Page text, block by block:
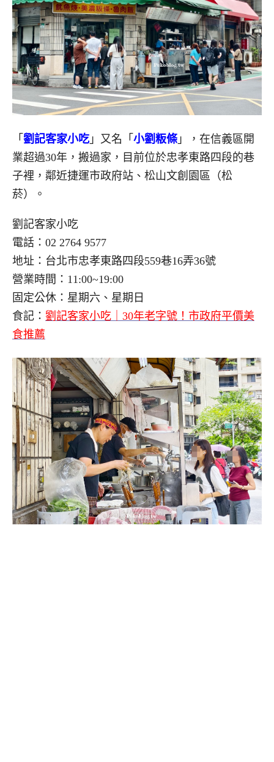
「 劉記客家小吃」又名「 小劉粄條 」，在信義區開
業超過30年，搬過家，目前位於忠孝東路四段的巷
子裡，鄰近捷運市政府站、松山文創園區（松
菸）。
劉記客家小吃
電話：02 2764 9577
地址：台北市忠孝東路四段559巷16弄36號
營業時間：11:00~19:00
固定公休：星期六、星期日
食記： 劉記客家小吃｜30年老字號！市政府平價美
食推薦